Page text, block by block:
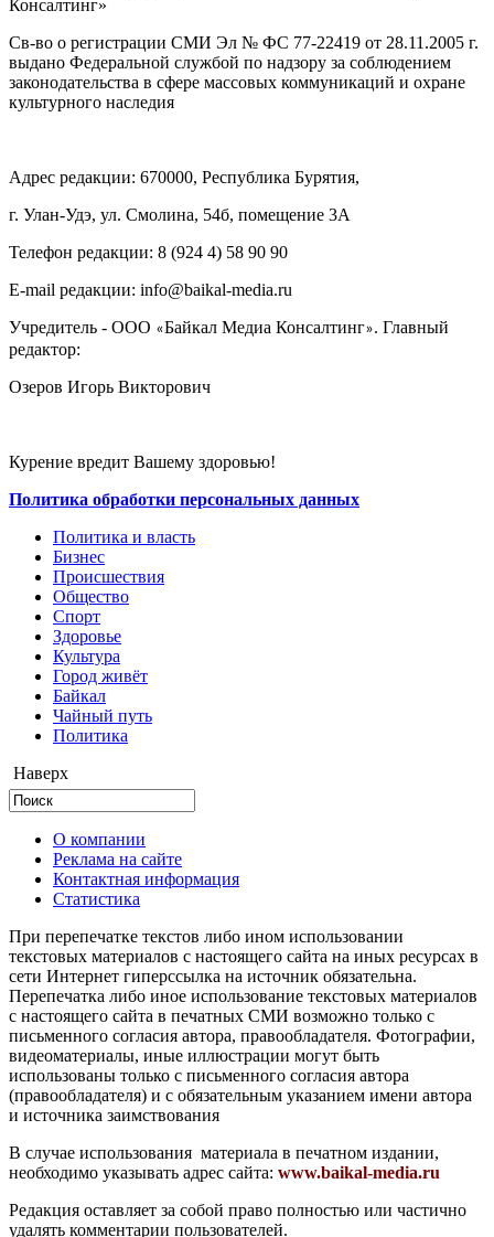
Консалтинг»
Св-во о регистрации СМИ Эл № ФС 77-22419 от 28.11.2005 г.
выдано Федеральной службой по надзору за соблюдением
законодательства в сфере массовых коммуникаций и охране
культурного наследия
Адрес редакции: 670000, Республика Бурятия,
г. Улан-Удэ, ул. Смолина, 54б, помещение 3А
Телефон редакции: ‎‎8 (924 4) 58 90 90
E-mail редакции: info@baikal-media.ru
Учредитель - ООО «Байкал Медиа Консалтинг». Главный
редактор:
Озеров Игорь Викторович
Курение вредит Вашему здоровью!
Политика обработки персональных данных
Политика и власть
Бизнес
Происшествия
Общество
Cпорт
Здоровье
Культура
Город живёт
Байкал
Чайный путь
Политика
Наверх
О компании
Реклама на сайте
Контактная информация
Статистика
При перепечатке текстов либо ином использовании
текстовых материалов с настоящего сайта на иных ресурсах в
сети Интернет гиперссылка на источник обязательна.
Перепечатка либо иное использование текстовых материалов
с настоящего сайта в печатных СМИ возможно только с
письменного согласия автора, правообладателя. Фотографии,
видеоматериалы, иные иллюстрации могут быть
использованы только с письменного согласия автора
(правообладателя) и с обязательным указанием имени автора
и источника заимствования
В случае использования материала в печатном издании,
необходимо указывать адрес сайта: www.baikal-media.ru
Редакция оставляет за собой право полностью или частично
удалять комментарии пользователей.